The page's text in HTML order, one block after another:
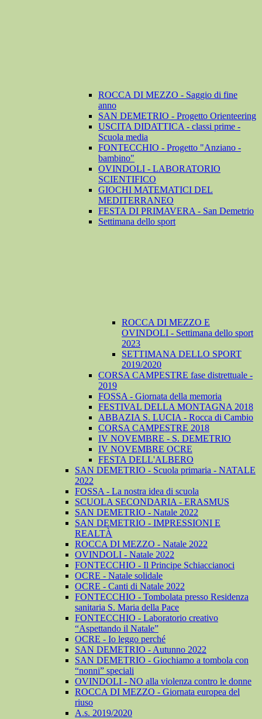
ROCCA DI MEZZO - Saggio di fine
anno
SAN DEMETRIO - Progetto Orienteering
USCITA DIDATTICA - classi prime -
Scuola media
FONTECCHIO - Progetto "Anziano -
bambino"
OVINDOLI - LABORATORIO
SCIENTIFICO
GIOCHI MATEMATICI DEL
MEDITERRANEO
FESTA DI PRIMAVERA - San Demetrio
Settimana dello sport
ROCCA DI MEZZO E
OVINDOLI - Settimana dello sport
2023
SETTIMANA DELLO SPORT
2019/2020
CORSA CAMPESTRE fase distrettuale -
2019
FOSSA - Giornata della memoria
FESTIVAL DELLA MONTAGNA 2018
ABBAZIA S. LUCIA - Rocca di Cambio
CORSA CAMPESTRE 2018
IV NOVEMBRE - S. DEMETRIO
IV NOVEMBRE OCRE
FESTA DELL'ALBERO
SAN DEMETRIO - Scuola primaria - NATALE
2022
FOSSA - La nostra idea di scuola
SCUOLA SECONDARIA - ERASMUS
SAN DEMETRIO - Natale 2022
SAN DEMETRIO - IMPRESSIONI E
REALTÀ
ROCCA DI MEZZO - Natale 2022
OVINDOLI - Natale 2022
FONTECCHIO - Il Principe Schiaccianoci
OCRE - Natale solidale
OCRE - Canti di Natale 2022
FONTECCHIO - Tombolata presso Residenza
sanitaria S. Maria della Pace
FONTECCHIO - Laboratorio creativo
“Aspettando il Natale”
OCRE - Io leggo perché
SAN DEMETRIO - Autunno 2022
SAN DEMETRIO - Giochiamo a tombola con
“nonni” speciali
OVINDOLI - NO alla violenza contro le donne
ROCCA DI MEZZO - Giornata europea del
riuso
A.s. 2019/2020